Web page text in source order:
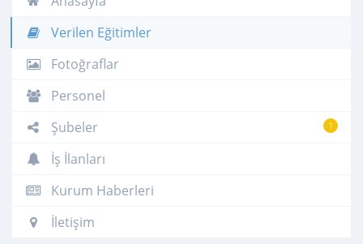
Verilen Eğitimler
Fotoğraflar
Personel
1
Şubeler
İş İlanları
Kurum Haberleri
İletişim